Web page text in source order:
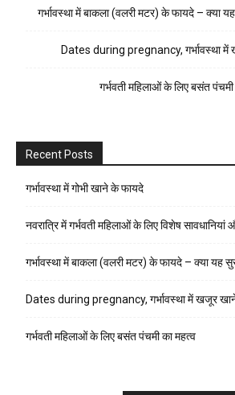
गर्भावस्था में बाकला (वलरी मटर) के फायदे – क्या
Dates during pregnancy, गर्भावस्था
गर्भवती महिलाओं के लिए बसंत
Recent Posts
गर्भावस्था में गोभी खाने के फायदे
नवरात्रि में गर्भवती महिलाओं के लिए विशेष सावधानियां
गर्भावस्था में बाकला (वलरी मटर) के फायदे – क्या यह
Dates during pregnancy, गर्भावस्था में खजूर
गर्भवती महिलाओं के लिए बसंत पंचमी का महत्व